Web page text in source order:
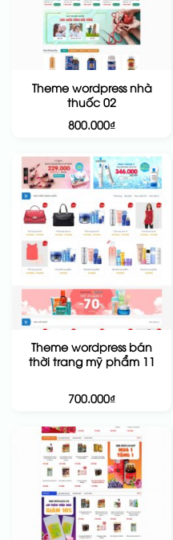
Theme wordpress nhà
thuốc 02
800.000₫
Theme wordpress bán
thời trang mỹ phẩm 11
700.000₫